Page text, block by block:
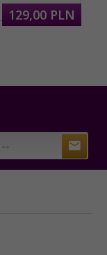
129,00 PLN